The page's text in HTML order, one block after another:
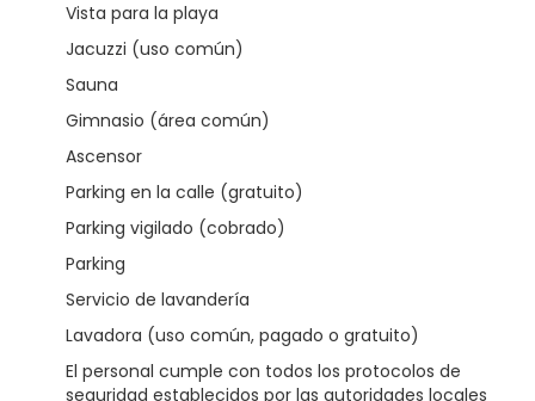
Vista para la playa
Jacuzzi (uso común)
Sauna
Gimnasio (área común)
Ascensor
Parking en la calle (gratuito)
Parking vigilado (cobrado)
Parking
Servicio de lavandería
Lavadora (uso común, pagado o gratuito)
El personal cumple con todos los protocolos de
seguridad establecidos por las autoridades locales